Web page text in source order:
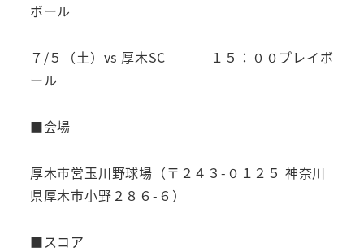
ボール
７/５（土）vs 厚木SC １５：００プレイボ
ール
■会場
厚木市営玉川野球場（〒２４３-０１２５ 神奈川
県厚木市小野２８６-６）
■スコア